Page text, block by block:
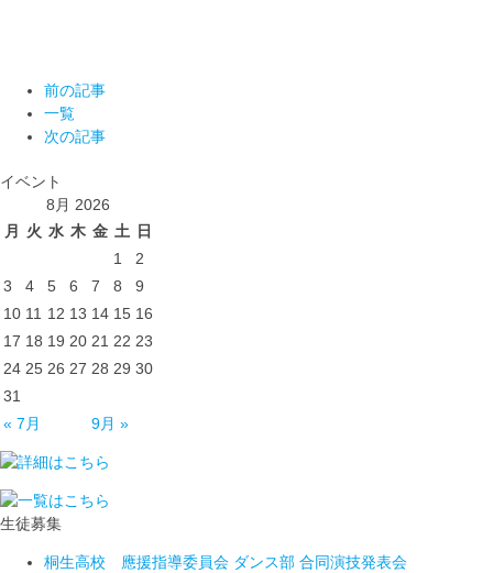
前の記事
一覧
次の記事
イベント
8月 2026
月
火 水 木 金 土 日
1
2
3
4 5 6 7 8
9
10 11 12 13 14 15 16
17 18 19 20 21 22 23
24 25 26 27 28 29 30
31
« 7月
9月 »
生徒募集
桐生高校 應援指導委員会 ダンス部 合同演技発表会